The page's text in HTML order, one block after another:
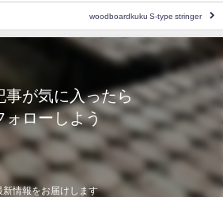
woodboardkuku S-type stringer
事が気に入ったら
ォローしよう
新情報をお届けします